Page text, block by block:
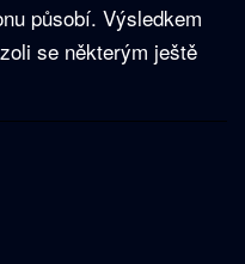
působí. Výsledkem
se některým ještě